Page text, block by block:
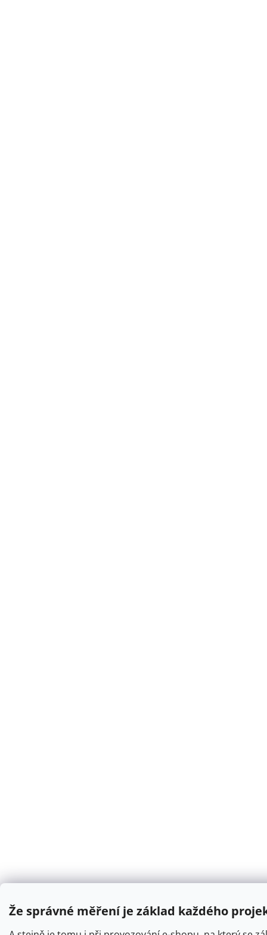
Že správné měření je základ každého